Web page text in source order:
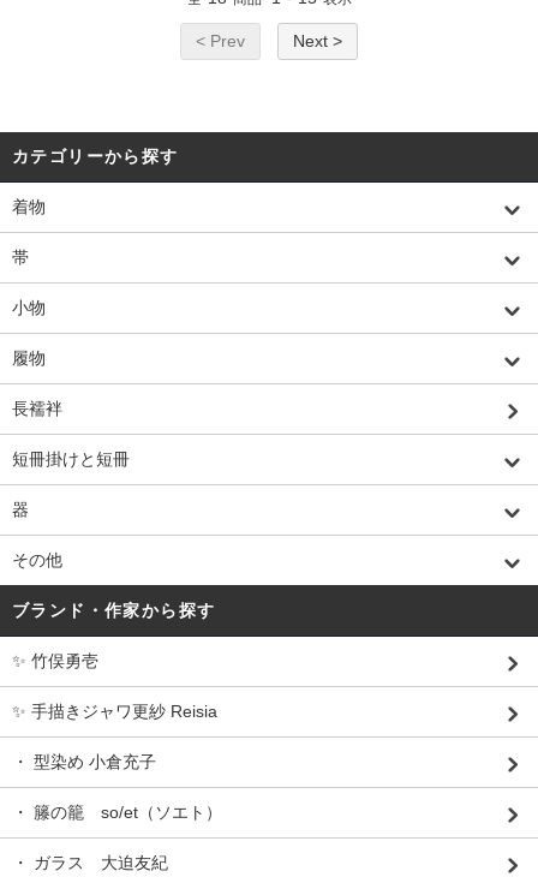
< Prev Next >
カテゴリーから探す
着物
帯
小物
履物
長襦袢
短冊掛けと短冊
器
その他
ブランド・作家から探す
✨ 竹俣勇壱
✨ 手描きジャワ更紗 Reisia
・ 型染め 小倉充子
・ 籐の籠 so/et（ソエト）
・ ガラス 大迫友紀